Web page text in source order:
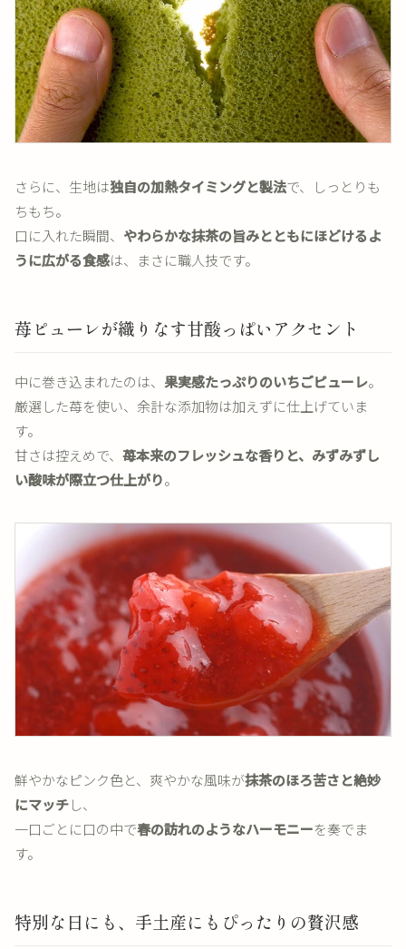
さらに、生地は独自の加熱タイミングと製法で、しっとりも
ちもち。
口に入れた瞬間、 やわらかな抹茶の旨みとともにほどけるよ
うに広がる食感は、まさに職人技です。
苺ピューレが織りなす甘酸っぱいアクセント
中に巻き込まれたのは、 果実感たっぷりのいちごピューレ。
厳選した苺を使い、余計な添加物は加えずに仕上げていま
す。
甘さは控えめで、 苺本来のフレッシュな香りと、みずみずし
い酸味が際立つ仕上がり。
鮮やかなピンク色と、爽やかな風味が抹茶のほろ苦さと絶妙
にマッチし、
一口ごとに口の中で春の訪れのようなハーモニーを奏でま
す。
特別な日にも、手土産にもぴったりの贅沢感